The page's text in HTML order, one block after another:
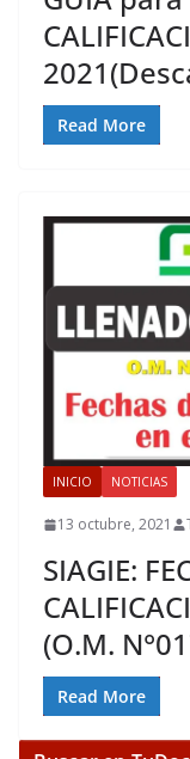
Read More
INICIO NOTICIAS
13 octubre, 2021
SIAGIE:
(O.M.
Read More